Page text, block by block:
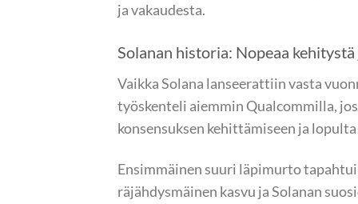
ja vakaudesta.
Solanan historia: Nopeaa kehitystä
Vaikka Solana lanseerattiin vasta
työskenteli aiemmin Qualcommilla,
konsensuksen kehittämiseen ja
Ensimmäinen suuri läpimurto
räjähdysmäinen kasvu ja Solanan